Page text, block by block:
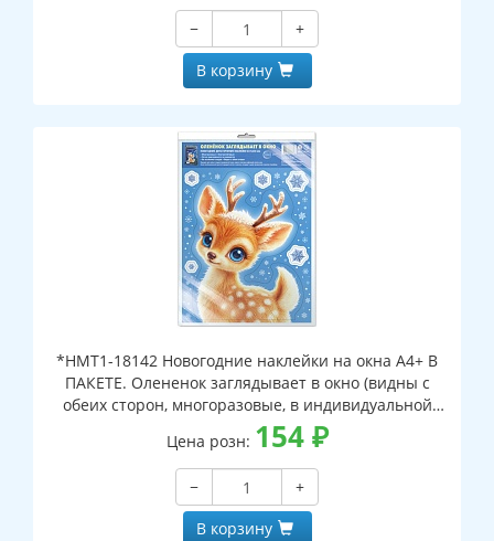
−
+
В корзину
*НМТ1-18142 Новогодние наклейки на окна А4+ В
ПАКЕТЕ. Олененок заглядывает в окно (видны с
обеих сторон, многоразовые, в индивидуальной
упаковке, с европодвесом и клеевым клапаном)
Цена розн: 154₽
−
+
В корзину